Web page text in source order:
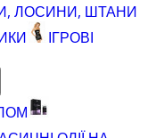
ЛОСИНИ, ШТАНИ
ІГРОВІ